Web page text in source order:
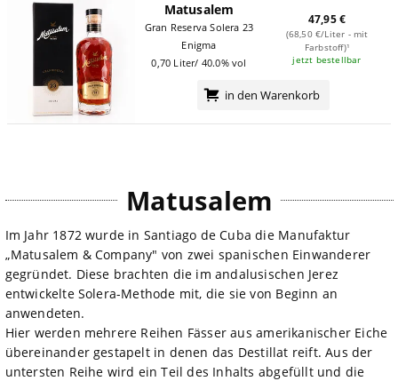
Matusalem
Gran Reserva Solera 23
Enigma
0,70 Liter/ 40.0% vol
47,95 €
(68,50 €/Liter - mit
Farbstoff)¹
jetzt bestellbar
in den Warenkorb
Matusalem
Im Jahr 1872 wurde in Santiago de Cuba die Manufaktur
„Matusalem & Company" von zwei spanischen Einwanderer
gegründet. Diese brachten die im andalusischen Jerez
entwickelte Solera-Methode mit, die sie von Beginn an
anwendeten.
Hier werden mehrere Reihen Fässer aus amerikanischer Eiche
übereinander gestapelt in denen das Destillat reift. Aus der
untersten Reihe wird ein Teil des Inhalts abgefüllt und die